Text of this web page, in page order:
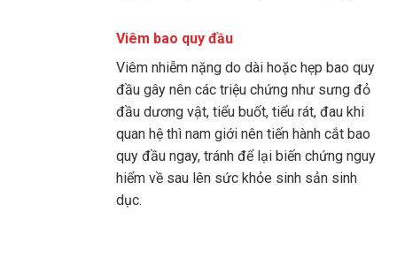
Viêm bao quy đầu
Viêm nhiễm nặng do dài hoặc hẹp bao quy
đầu gây nên các triệu chứng như sưng đỏ
đầu dương vật, tiểu buốt, tiểu rát, đau khi
quan hệ thì nam giới nên tiến hành cắt bao
quy đầu ngay, tránh để lại biến chứng nguy
hiểm về sau lên sức khỏe sinh sản sinh
dục.